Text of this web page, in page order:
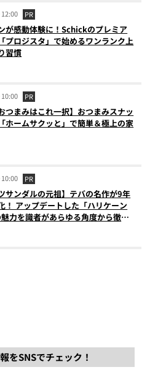
PR
が感動体験に！Schickのプレミア
プロジスタ」で始めるワンランク上
習慣
PR
つまみはこれ一択】おつまみスナッ
ホームサクッと」で簡単＆極上の家
PR
サンダルの元祖】テバの名作が9年
！ アップデートした「ハリケーン
力を識者があらゆる角度から徹底
をSNSでチェック！